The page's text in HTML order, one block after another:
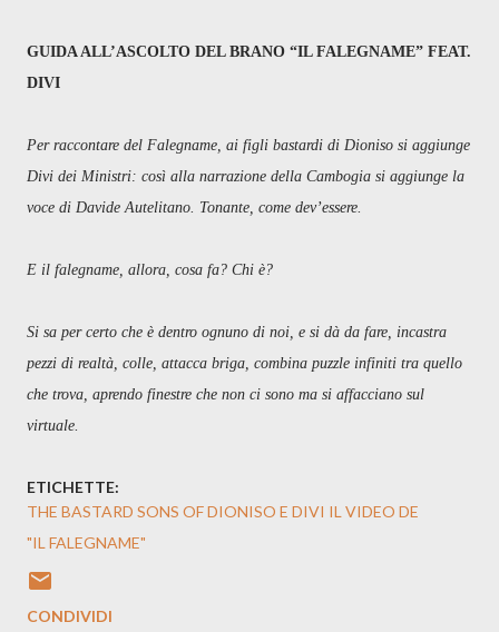
GUIDA ALL’ASCOLTO DEL BRANO “IL FALEGNAME” FEAT.
DIVI
Per raccontare del Falegname, ai figli bastardi di Dioniso si aggiunge
Divi dei Ministri: così alla narrazione della Cambogia si aggiunge la
voce di Davide Autelitano. Tonante, come dev’essere.
E il falegname, allora, cosa fa? Chi è?
Si sa per certo che è dentro ognuno di noi, e si dà da fare, incastra
pezzi di realtà, colle, attacca briga, combina puzzle infiniti tra quello
che trova, aprendo finestre che non ci sono ma si affacciano sul
virtuale.
ETICHETTE:
THE BASTARD SONS OF DIONISO E DIVI IL VIDEO DE
"IL FALEGNAME"
CONDIVIDI